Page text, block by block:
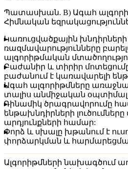
Պատասխան. B) Ագահ
Հիմնական
Կառուցվածքային խնդիրների
ռազմավարությունները
ալգորիթմական
Բաժանիր և տիրիր
բաժանում է կառավարելի
Ագահ ալգորիթմները
տալիս անմիջական օպտիմալ
Դինամիկ ծրագրավորումը
ենթախնդիրների
արդյունքների համար:
Փորձ և սխալը խթանում է
փորձարկման և
Ալգորիթմների նախագծում